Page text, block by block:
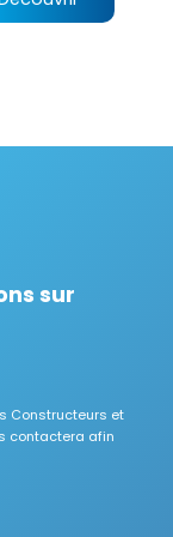
sur
Constructeurs et
contactera afin